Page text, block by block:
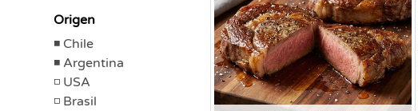
Origen
Chile
Argentina
USA
Brasil